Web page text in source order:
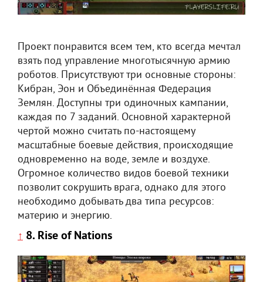
Проект понравится всем тем, кто всегда мечтал
взять под управление многотысячную армию
роботов. Присутствуют три основные стороны:
Кибран, Эон и Объединённая Федерация
Землян. Доступны три одиночных кампании,
каждая по 7 заданий. Основной характерной
чертой можно считать по-настоящему
масштабные боевые действия, происходящие
одновременно на воде, земле и воздухе.
Огромное количество видов боевой техники
позволит сокрушить врага, однако для этого
необходимо добывать два типа ресурсов:
материю и энергию.
↑ 8. Rise of Nations